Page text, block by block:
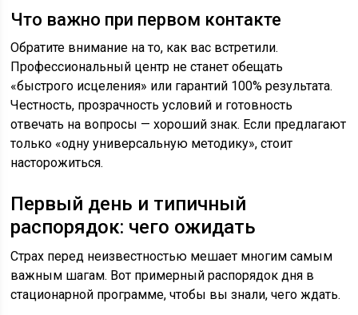
Что важно при первом контакте
Обратите внимание на то, как вас встретили.
Профессиональный центр не станет обещать
«быстрого исцеления» или гарантий 100% результата.
Честность, прозрачность условий и готовность
отвечать на вопросы — хороший знак. Если предлагают
только «одну универсальную методику», стоит
насторожиться.
Первый день и типичный
распорядок: чего ожидать
Страх перед неизвестностью мешает многим самым
важным шагам. Вот примерный распорядок дня в
стационарной программе, чтобы вы знали, чего ждать.